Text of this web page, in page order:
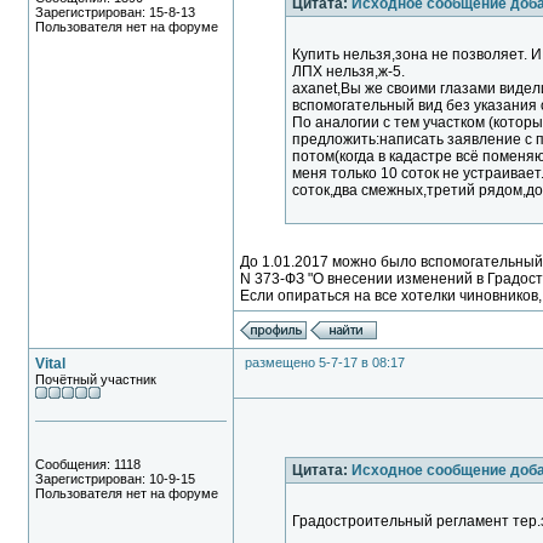
Зарегистрирован: 15-8-13
Пользователя нет на форуме
Цитата: Исходное сообщение
Купить нельзя,зона не позволяет.
ЛПХ нельзя,ж-5.
axanet,Вы же своими глазами
вспомогательный вид без указания
По аналогии с тем участком
предложить:написать заявление
потом(когда в кадастре всё
меня только 10 соток не
соток,два смежных,третий
До 1.01.2017 можно было
N 373-ФЗ "О внесении изменений в
Если опираться на все хотелки
Vital
Почётный участник
Сообщения: 1118
Зарегистрирован: 10-9-15
Пользователя нет на форуме
размещено 5-7-17 в 08:17
Цитата: Исходное сообщение
Градостроительный регламент